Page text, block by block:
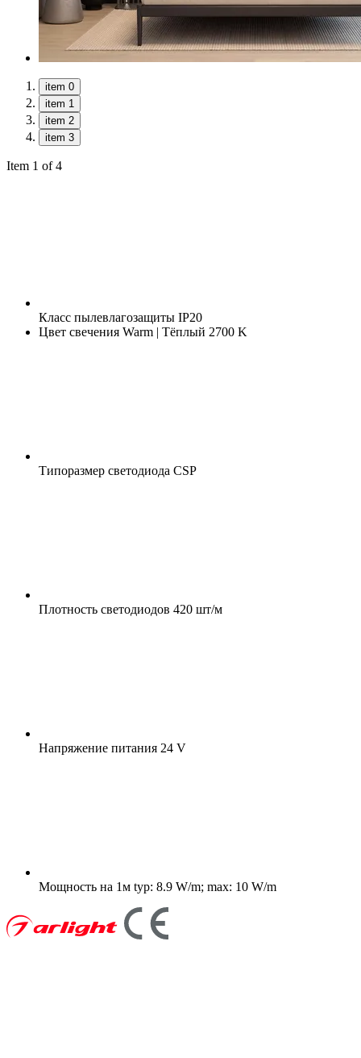
item 0
item 1
item 2
item 3
Item 1 of 4
Класс пылевлагозащиты IP20
Цвет свечения Warm | Тёплый 2700 K
Типоразмер светодиода CSP
Плотность светодиодов 420 шт/м
Напряжение питания 24 V
Мощность на 1м typ: 8.9 W/m; max: 10 W/m